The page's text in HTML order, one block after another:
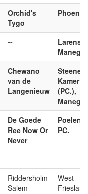
Orchid's
Tygo
--
Larense
Chewano
van de
Langenieuw
Steenen
Kamer
(PC.),
Manege
De Goede
Ree Now Or
Never
PC.
Riddersholm
Salem
West